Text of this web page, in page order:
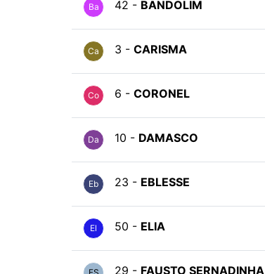
Ba 42 - BANDOLIM
Ca 3 - CARISMA
Co 6 - CORONEL
Da 10 - DAMASCO
Eb 23 - EBLESSE
El 50 - ELIA
29 - FAUSTO SERNADINHA